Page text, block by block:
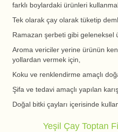
farklı boylardaki ürünleri
Tek olarak çay olarak tüketip
Ramazan şerbeti gibi geleneksel
Aroma vericiler yerine ürünün
yollardan vermek için,
Koku ve renklendirme amaçlı
Şifa ve tedavi amaçlı yapılan
Doğal bitki çayları içerisinde
Yeşil Çay Toptan